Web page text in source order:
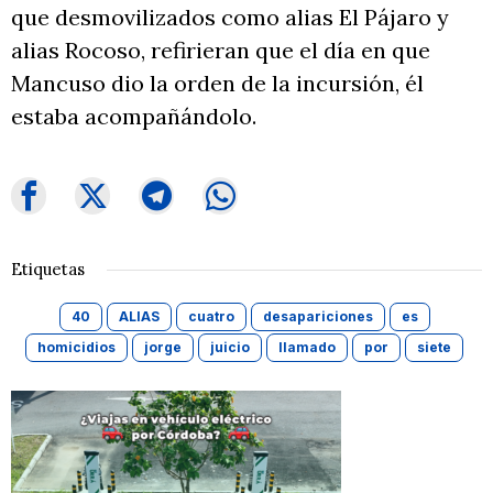
que desmovilizados como alias El Pájaro y
alias Rocoso, refirieran que el día en que
Mancuso dio la orden de la incursión, él
estaba acompañándolo.
Etiquetas
40 ALIAS cuatro desapariciones
es
homicidios
jorge juicio llamado por siete